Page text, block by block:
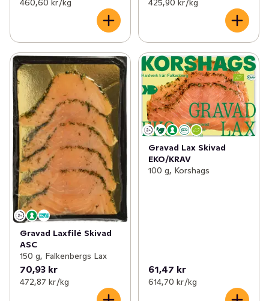
460,60 kr /kg 425,90 kr /kg
Gravad Laxfilé Skivad
ASC
150 g, Falkenbergs Lax
70,93 kr
472,87 kr /kg
Gravad Lax Skivad
EKO/KRAV
100 g, Korshags
61,47 kr
614,70 kr /kg